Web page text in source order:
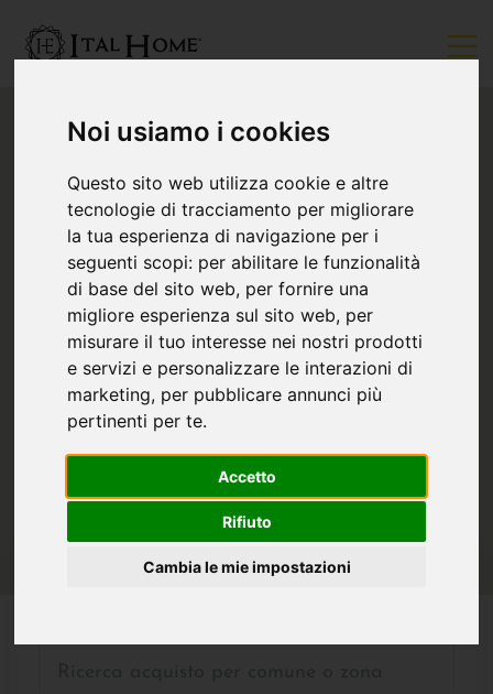
Noi usiamo i cookies
Questo sito web utilizza cookie e altre
tecnologie di tracciamento per migliorare
la tua esperienza di navigazione per i
seguenti scopi: per abilitare le funzionalità
di base del sito web, per fornire una
migliore esperienza sul sito web, per
misurare il tuo interesse nei nostri prodotti
e servizi e personalizzare le interazioni di
marketing, per pubblicare annunci più
pertinenti per te.
Accetto
Rifiuto
Cambia le mie impostazioni